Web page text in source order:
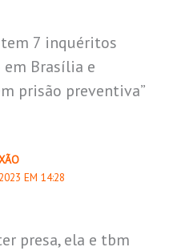
7 inquéritos
Brasília e
prisão preventiva”
EM 14:28
presa, ela e tbm